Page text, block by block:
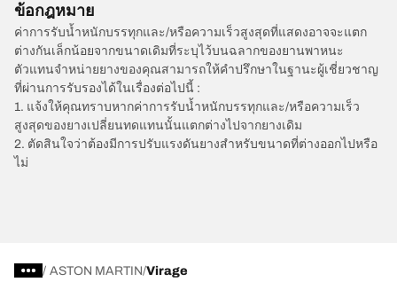
ข้อกฎหมาย
ค่าการรับน้ำหนักบรรทุกและ/หรือความเร็วสูงสุดที่แสดงอาจจะแตก
ต่างกันเล็กน้อยจากขนาดเดิมที่ระบุไว้บนฉลากของยานพาหนะ
ตัวแทนจำหน่ายยางของคุณสามารถให้คำปรึกษาในฐานะผู้เชี่ยวชาญ
ที่ผ่านการรับรองได้ในเรื่องต่อไปนี้ :
1. แจ้งให้คุณทราบหากค่าการรับน้ำหนักบรรทุกและ/หรือความเร็ว
สูงสุดของยางเปลี่ยนทดแทนนั้นแตกต่างไปจากยางเดิม
2. ตัดสินใจว่าต้องมีการปรับแรงดันยางสำหรับขนาดที่ต่างออกไปหรือ
ไม่
/ ASTON MARTIN Virage